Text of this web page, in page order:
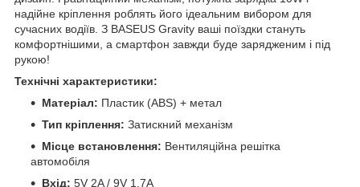
надійне кріплення роблять його ідеальним вибором для
сучасних водіїв. З BASEUS Gravity ваші поїздки стануть
комфортнішими, а смартфон завжди буде зарядженим і під
рукою!
Технічні характеристики:
Матеріал: Пластик (ABS) + метал
Тип кріплення: Затискний механізм
Місце встановлення: Вентиляційна решітка
автомобіля
Вхід: 5V 2A / 9V 1.7A